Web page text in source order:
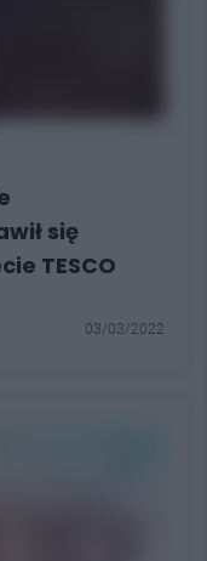
się
TESCO
03/03/2022